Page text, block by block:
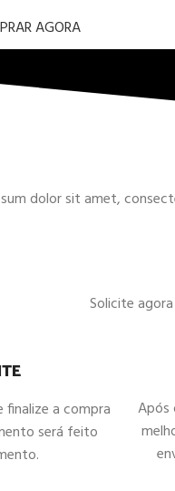
AGORA
dolor sit amet,
Solicite
a compra
será feito
Após